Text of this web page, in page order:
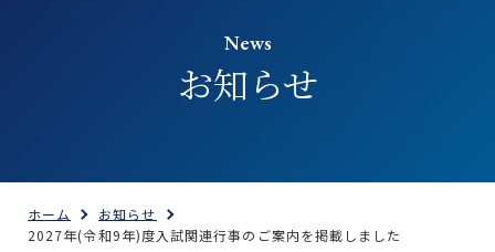
News
お知らせ
ホーム
お知らせ
2027年(令和9年)度入試関連行事のご案内を掲載しました